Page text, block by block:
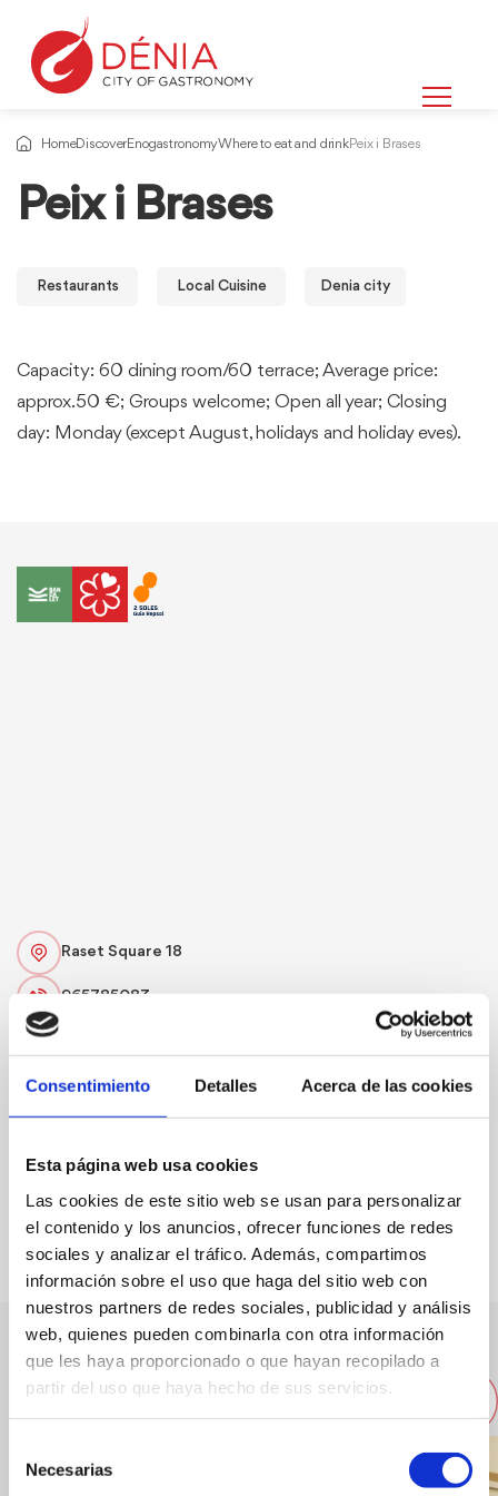
Consentimiento Detalles Acerca de las cookies
Esta página web usa cookies
Las cookies de este sitio web se usan para personalizar
el contenido y los anuncios, ofrecer funciones de redes
sociales y analizar el tráfico. Además, compartimos
información sobre el uso que haga del sitio web con
nuestros partners de redes sociales, publicidad y análisis
web, quienes pueden combinarla con otra información
que les haya proporcionado o que hayan recopilado a
partir del uso que haya hecho de sus servicios.
Necesarias
HomeDiscoverEnogastronomyWhere to eat and drinkPeix i Brases
Peix i Brases
Restaurants Local Cuisine Denia city
Capacity: 60 dining room/60 terrace; Average price:
approx.50 €; Groups welcome; Open all year; Closing
day: Monday (except August, holidays and holiday eves).
FAVOURITES
Raset Square 18
965785083
Other nearby restaurants